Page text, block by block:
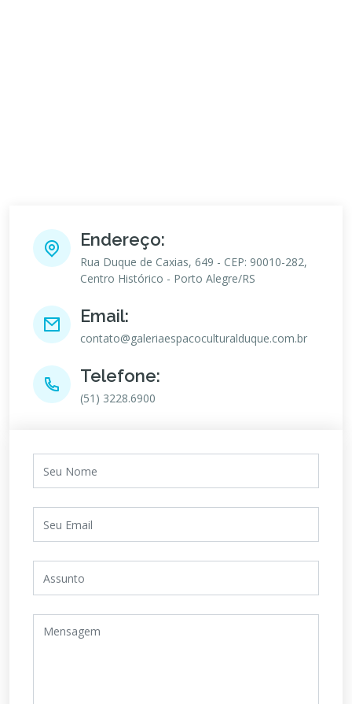
Endereço:
Rua Duque de Caxias, 649 - CEP: 90010-282,
Centro Histórico - Porto Alegre/RS
Email:
contato@galeriaespacoculturalduque.com.br
Telefone:
(51) 3228.6900